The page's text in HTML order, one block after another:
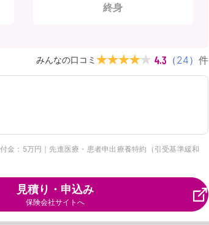
終身
みんなの口コミ 4.3 （24） 件
金：5万円｜先進医療・患者申出療養特約（引受基準緩和
見積り・申込み
保険会社サイトへ